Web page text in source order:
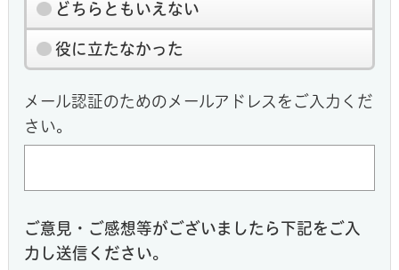
どちらともいえない
役に立たなかった
メール認証のためのメールアドレスをご入力くだ
さい。
ご意見・ご感想等がございましたら下記をご入
力し送信ください。